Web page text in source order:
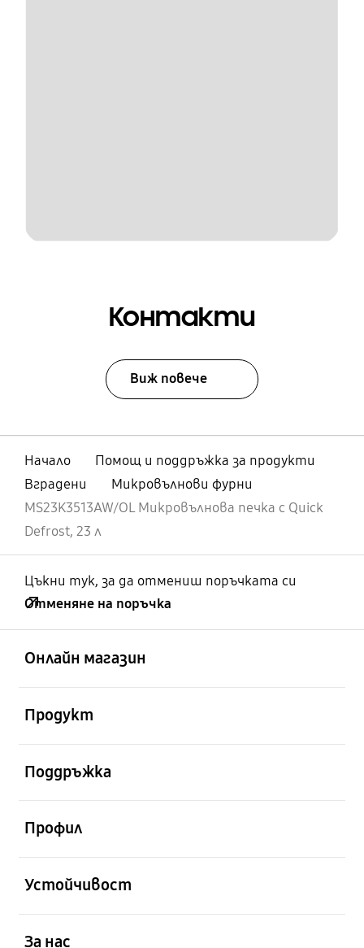
Контакти
Виж повече
Начало
Помощ и поддръжка за продукти
Вградени
Микровълнови фурни
MS23K3513AW/OL Микровълнова печка с Quick
Defrost, 23 л
Цъкни тук, за да отмениш поръчката си
Отменяне на поръчка
Онлайн магазин
Продукт
Поддръжка
Профил
Устойчивост
За нас